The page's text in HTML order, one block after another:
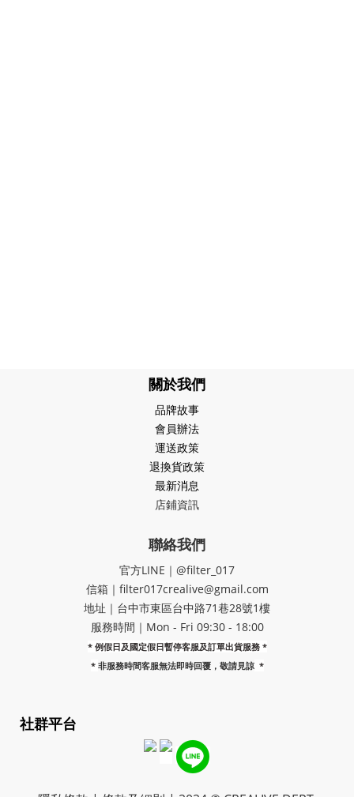
關於我們
品牌故事
會員辦法
運送政策
退換貨政策
最新消息
店鋪資訊
聯絡我們
官方LINE｜@filter_017
信箱｜filter017crealive@gmail.com
地址｜​台中市東區台中路71巷28號1樓
服務時間｜Mon - Fri 09:30 - 18:00
* 例假日及國定假日暫停客服及訂單出貨服務 *
* 非服務時間客服無法即時回覆，敬請見諒 *
社群平台